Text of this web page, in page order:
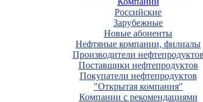
Российские
Зарубежные
Новые абоненты
Нефтяные компании, филиалы
Производители нефтепродуктов
Поставщики нефтепродуктов
Покупатели нефтепродуктов
"Открытая компания"
Компании с рекомендациями